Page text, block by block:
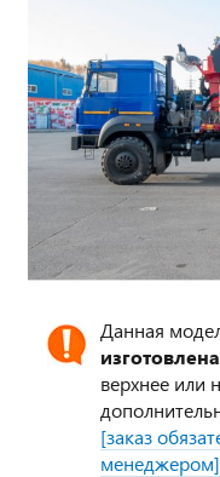
Данная
изготовлена
верхнее или
[заказ
менеджером]